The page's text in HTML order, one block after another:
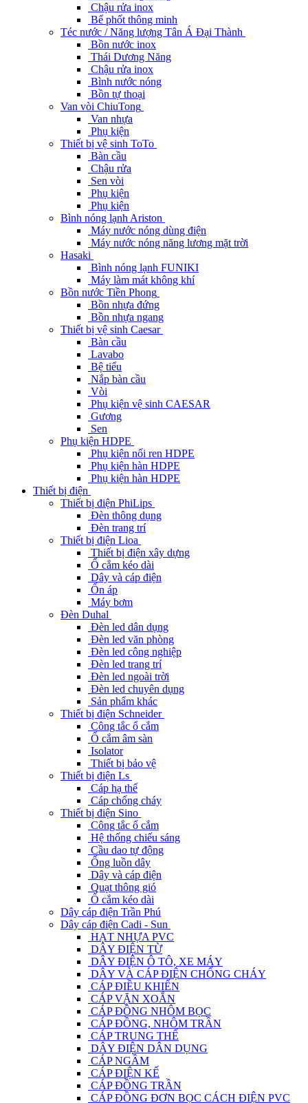
Chậu rửa inox
Bể phốt thông minh
Téc nước / Năng lượng Tân Á Đại Thành
Bồn nước inox
Thái Dương Năng
Chậu rửa inox
Bình nước nóng
Bồn tự thoại
Van vòi ChiuTong
Van nhựa
Phụ kiện
Thiết bị vệ sinh ToTo
Bàn cầu
Chậu rửa
Sen vòi
Phụ kiện
Phụ kiện
Bình nóng lạnh Ariston
Máy nước nóng dùng điện
Máy nước nóng năng lương mặt trời
Hasaki
Bình nóng lạnh FUNIKI
Máy làm mát không khí
Bồn nước Tiền Phong
Bồn nhựa đứng
Bồn nhựa ngang
Thiết bị vệ sinh Caesar
Bàn cầu
Lavabo
Bệ tiểu
Nắp bàn cầu
Vòi
Phụ kiện vệ sinh CAESAR
Gương
Sen
Phụ kiện HDPE
Phụ kiện nối ren HDPE
Phụ kiện hàn HDPE
Phụ kiện hàn HDPE
Thiết bị điện
Thiết bị điện PhiLips
Đèn thông dụng
Đèn trang trí
Thiết bị điện Lioa
Thiết bị điện xây dựng
Ổ cắm kéo dài
Dây và cáp điện
Ổn áp
Máy bơm
Đèn Duhal
Đèn led dân dụng
Đèn led văn phòng
Đèn led công nghiệp
Đèn led trang trí
Đèn led ngoài trời
Đèn led chuyên dụng
Sản phẩm khác
Thiết bị điện Schneider
Công tắc ổ cắm
Ổ cắm âm sàn
Isolator
Thiết bị bảo vệ
Thiết bị điện Ls
Cáp hạ thế
Cáp chống cháy
Thiết bị điện Sino
Công tắc ổ cắm
Hệ thống chiếu sáng
Cầu dao tự động
Ống luồn dây
Dây và cáp điện
Quạt thông gió
Ổ cắm kéo dài
Dây cáp điện Trần Phú
Dây cáp điện Cadi - Sun
HẠT NHỰA PVC
DÂY ĐIỆN TỪ
DÂY ĐIỆN Ô TÔ, XE MÁY
DÂY VÀ CÁP ĐIỆN CHỐNG CHÁY
CÁP ĐIỀU KHIỂN
CÁP VẶN XOẮN
CÁP ĐỒNG NHÔM BỌC
CÁP ĐỒNG, NHÔM TRẦN
CÁP TRUNG THẾ
DÂY ĐIỆN DÂN DỤNG
CÁP NGẦM
CÁP ĐIỆN KẾ
CÁP ĐỒNG TRẦN
CÁP ĐỒNG ĐƠN BỌC CÁCH ĐIỆN PVC